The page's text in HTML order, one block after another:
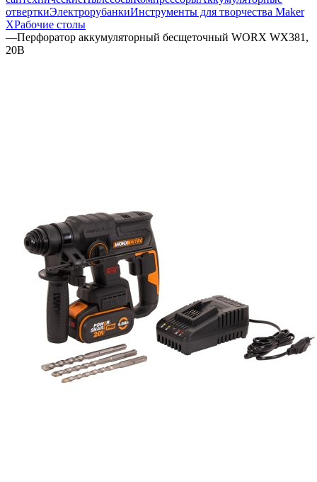
отверткиЭлектрорубанкиИнструменты для творчества Maker
XРабочие столы
—Перфоратор аккумуляторный бесщеточный WORX WX381,
20В